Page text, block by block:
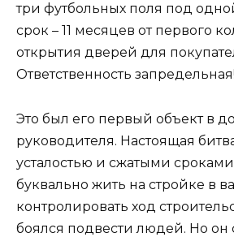
три футбольных поля под
срок – 11 месяцев от первого
открытия дверей для
Ответственность запредельная!
Это был его первый объект в
руководителя. Настоящая
усталостью и сжатыми
буквально жить на стройке в
контролировать ход
боялся подвести людей. Но он